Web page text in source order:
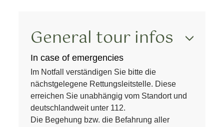
General tour infos
In case of emergencies
Im Notfall verständigen Sie bitte die
nächstgelegene Rettungsleitstelle. Diese
erreichen Sie unabhängig vom Standort und
deutschlandweit unter 112.
Die Begehung bzw. die Befahrung aller